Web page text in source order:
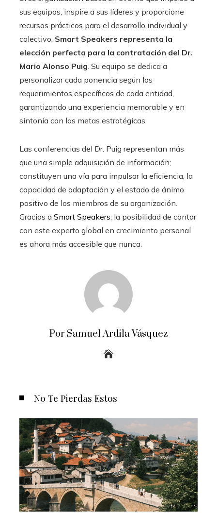
sus equipos, inspire a sus líderes y proporcione
recursos prácticos para el desarrollo individual y
colectivo, Smart Speakers representa la
elección perfecta para la contratación del Dr.
Mario Alonso Puig. Su equipo se dedica a
personalizar cada ponencia según los
requerimientos específicos de cada entidad,
garantizando una experiencia memorable y en
sintonía con las metas estratégicas.
Las conferencias del Dr. Puig representan más
que una simple adquisición de información;
constituyen una vía para impulsar la eficiencia, la
capacidad de adaptación y el estado de ánimo
positivo de los miembros de su organización.
Gracias a Smart Speakers, la posibilidad de contar
con este experto global en crecimiento personal
es ahora más accesible que nunca.
Por Samuel Ardila Vásquez
No Te Pierdas Estos